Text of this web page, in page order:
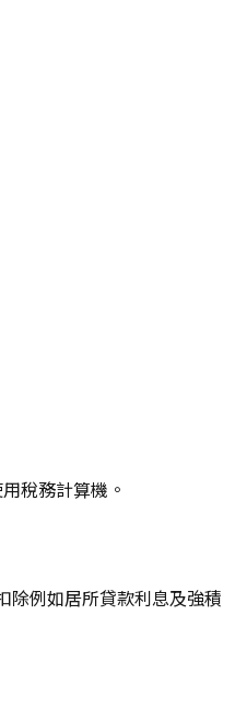
稅務計算機。
除例如居所貸款利息及強積